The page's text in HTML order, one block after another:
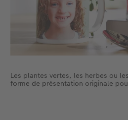
Les plantes vertes, les herbes ou
forme de présentation originale